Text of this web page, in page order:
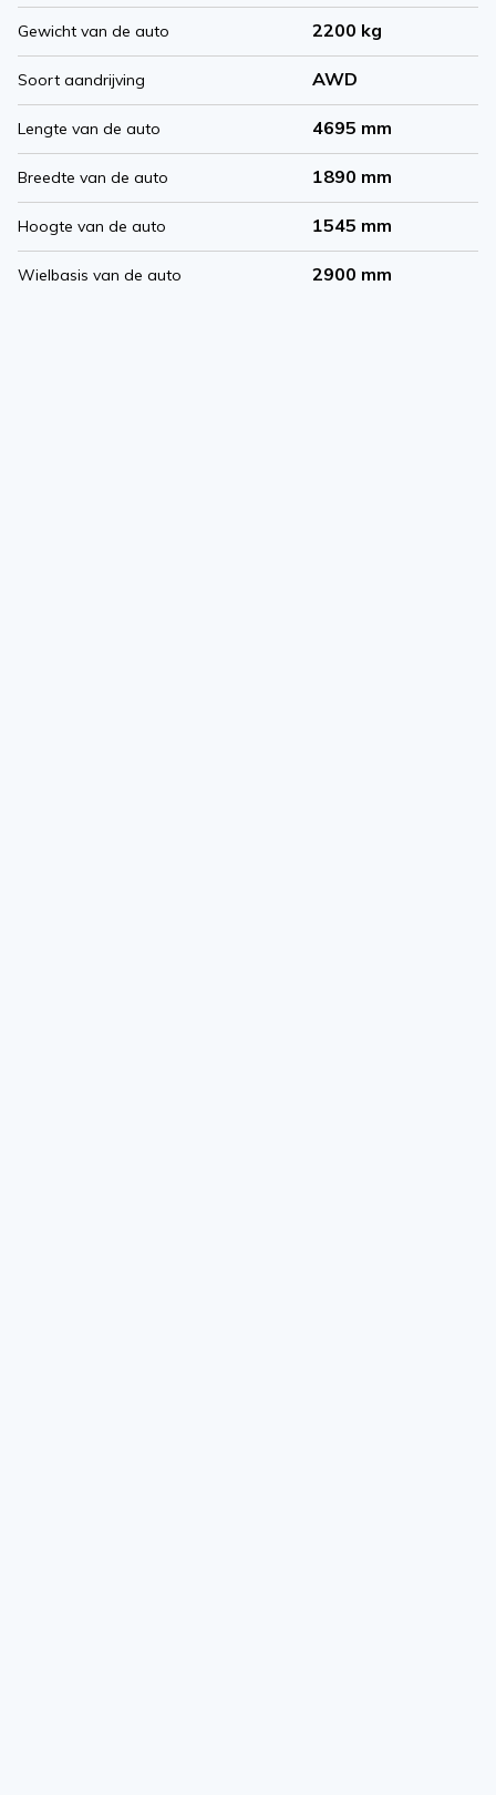
Gewicht van de auto 2200 kg
Soort aandrijving AWD
Lengte van de auto 4695 mm
Breedte van de auto 1890 mm
Hoogte van de auto 1545 mm
Wielbasis van de auto 2900 mm